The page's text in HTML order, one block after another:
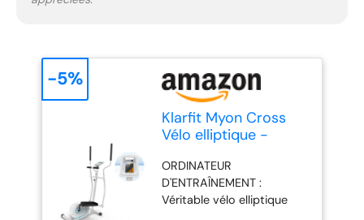
en données en direct sur la
fréquence cardiaque et
permet ainsi un contrôle
efficace des
performances. Le fitness
devient un vrai plaisir.
Klarfit Myon Cross
Vélo elliptique -
Masse d'inertie de 12
kg, Appareil elliptique
avec système
ORDINATEUR
D'ENTRAÎNEMENT :
Véritable vélo elliptique
-5%